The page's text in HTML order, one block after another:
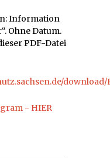
Information
Ohne Datum.
PDF-Datei
- HIER